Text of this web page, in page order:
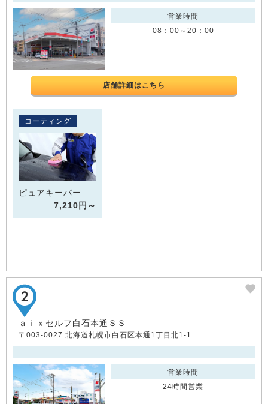
営業時間
08：00～20：00
店舗詳細はこちら
コーティング
ピュアキーパー
7,210円～
ａｉｘセルフ白石本通ＳＳ
〒003-0027 北海道札幌市白石区本通1丁目北1-1
営業時間
24時間営業